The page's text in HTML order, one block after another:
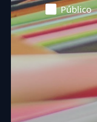
Público